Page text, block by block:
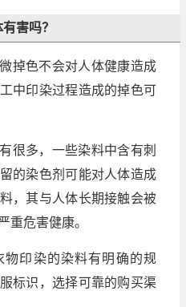
害吗？
掉色不会对人体健康造成
中印染过程造成的掉色可
很多，一些染料中含有刺
的染色剂可能对人体造成
，其与人体长期接触会被
重危害健康。
物印染的染料有明确的规
标识，选择可靠的购买渠